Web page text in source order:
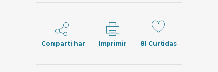
Compartilhar Imprimir 81 Curtidas